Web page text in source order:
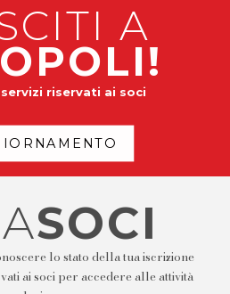
A
riservati ai soci
SOCI
lo stato della tua iscrizione
ai soci per accedere alle attività